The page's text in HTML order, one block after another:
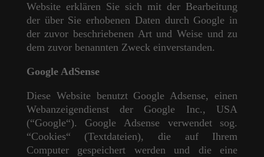
Website erklären Sie sich mit der Bearbeitung
der über Sie erhobenen Daten durch Google in
der zuvor beschriebenen Art und Weise und zu
dem zuvor benannten Zweck einverstanden.
Google AdSense
Diese Website benutzt Google Adsense, einen
Webanzeigendienst der Google Inc., USA
(“Google“). Google Adsense verwendet sog.
“Cookies“ (Textdateien), die auf Ihrem
Computer gespeichert werden und die eine